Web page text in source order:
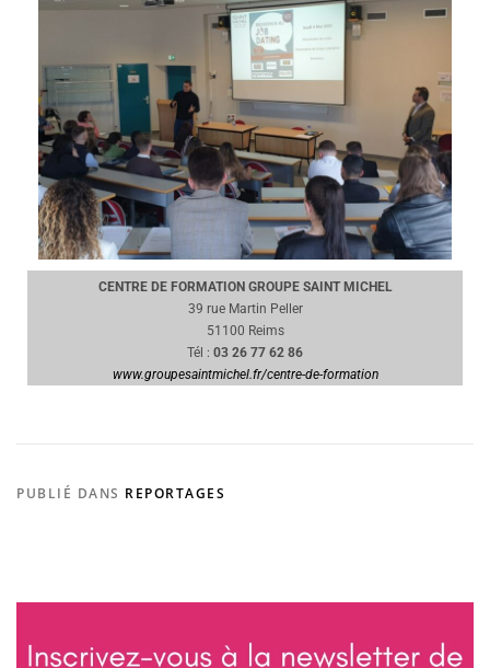
CENTRE DE FORMATION GROUPE SAINT MICHEL
39 rue Martin Peller
51100 Reims
Tél : 03 26 77 62 86
www.groupesaintmichel.fr/centre-de-formation
PUBLIÉ DANS REPORTAGES